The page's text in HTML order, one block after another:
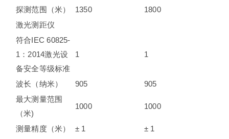
探测范围（米）
1350
1800
激光测距仪
符合IEC 60825-
1：2014激光设
备安全等级标准
1 1
波长（纳米） 905
905
最大测量范围
（米)
1000 1000
测量精度（米） ± 1
± 1